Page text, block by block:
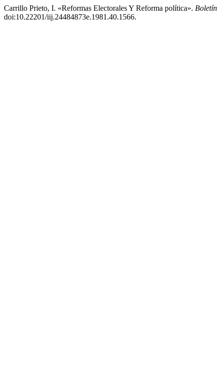
Carrillo Prieto, I. «Reformas Electorales Y Reforma política». Boletín
doi:10.22201/iij.24484873e.1981.40.1566.